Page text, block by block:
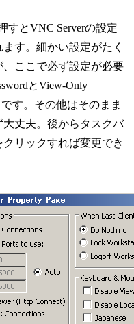
すとVNC Serverの設定
す。細かい設定がたく
、ここで必ず設定が必要
とView-Only
です。その他はそのまま
大丈夫。後からタスクバ
リックすれば変更でき